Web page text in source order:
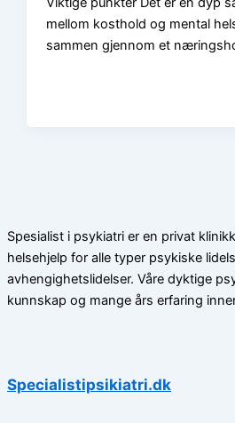
mellom kosthold og mental
sammen gjennom et
Spesialist i psykiatri er en privat
helsehjelp for alle typer psykiske
avhengighetslidelser. Våre dyktige
kunnskap og mange års erfaring
Specialistipsikiatri.dk